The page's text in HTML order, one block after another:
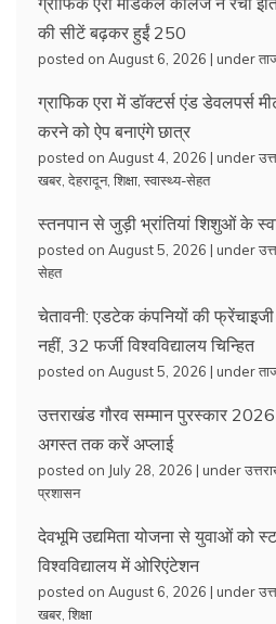
की सीटें बढ़कर हुईं 250
posted on August 6, 2026 | under
ग्राफिक एरा में डॉक्टर्स एंड डेवलपर्स
करने को ऐप बनाएंगे छात्र
posted on August 4, 2026 | under
खबर देहरादून, शिक्षा स्वास्थ्य-सेहत
स्तनपान से जुड़ी भ्रांतियां शिशुओं के
posted on August 5, 2026 | under
सेहत
चेतावनी: एडटेक कंपनियों की फ्रेंचाइजी
नहीं, 32 फर्जी विश्वविद्यालय चिन्हित
posted on August 5, 2026 | under
उत्तराखंड गौरव सम्मान पुरस्कार
अगस्त तक करें अप्लाई
posted on July 28, 2026 | under
प्रशासन
देवभूमि उद्यमिता योजना से युवाओं को
विश्वविद्यालय में ओरिएंटेशन
posted on August 6, 2026 | under
खबर शिक्षा